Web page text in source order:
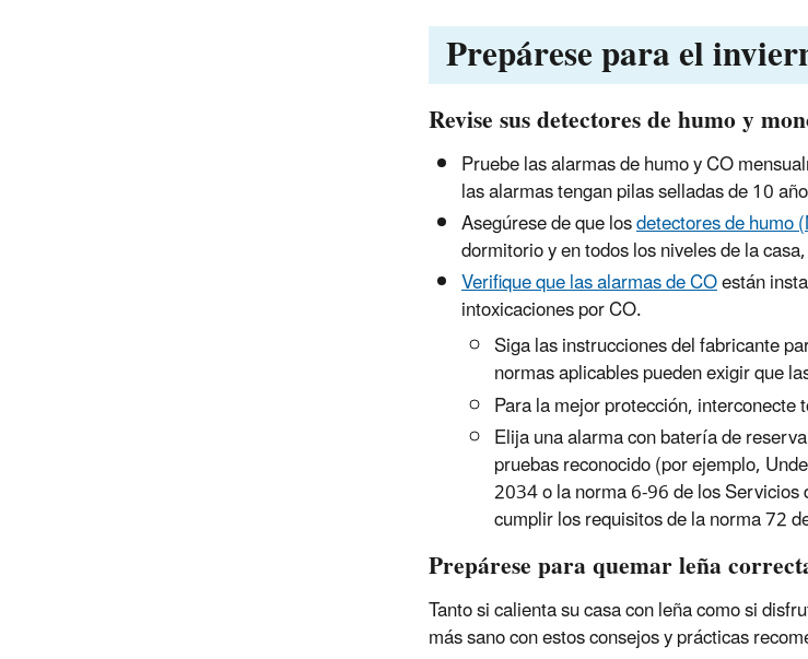
Prepárese para el
Revise sus detectores de humo y
Pruebe las alarmas de humo y CO
las alarmas tengan pilas selladas de 10
Asegúrese de que losdetectores de humo
dormitorio y en todos los niveles de la
Verifique que las alarmas de COestán
intoxicaciones por CO.
Siga las instrucciones del fabricante
normas aplicables pueden exigir que
Para la mejor protección, interconecte
Elija una alarma con batería de
pruebas reconocido (por ejemplo,
2034 o la norma 6-96 de los
cumplir los requisitos de la norma 72
Prepárese para quemar leña
Tanto si calienta su casa con leña como si
más sano con estos consejos y prácticas